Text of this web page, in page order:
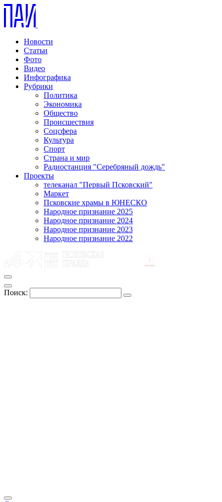
Новости
Статьи
Фото
Видео
Инфографика
Рубрики
Политика
Экономика
Общество
Происшествия
Соцсфера
Культура
Спорт
Страна и мир
Радиостанция "Серебряный дождь"
Проекты
телеканал "Первый Псковский"
Маркет
Псковские храмы в ЮНЕСКО
Народное признание 2025
Народное признание 2024
Народное признание 2023
Народное признание 2022
Поиск: